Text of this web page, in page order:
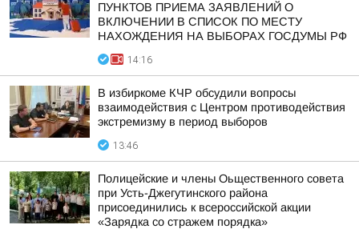
ПУНКТОВ ПРИЕМА ЗАЯВЛЕНИЙ О
ВКЛЮЧЕНИИ В СПИСОК ПО МЕСТУ
НАХОЖДЕНИЯ НА ВЫБОРАХ ГОСДУМЫ РФ
14:16
В избиркоме КЧР обсудили вопросы
взаимодействия с Центром противодействия
экстремизму в период выборов
13:46
Полицейские и члены Оьщественного совета
при Усть-Джегутинского района
присоединились к всероссийской акции
«Зарядка со стражем порядка»